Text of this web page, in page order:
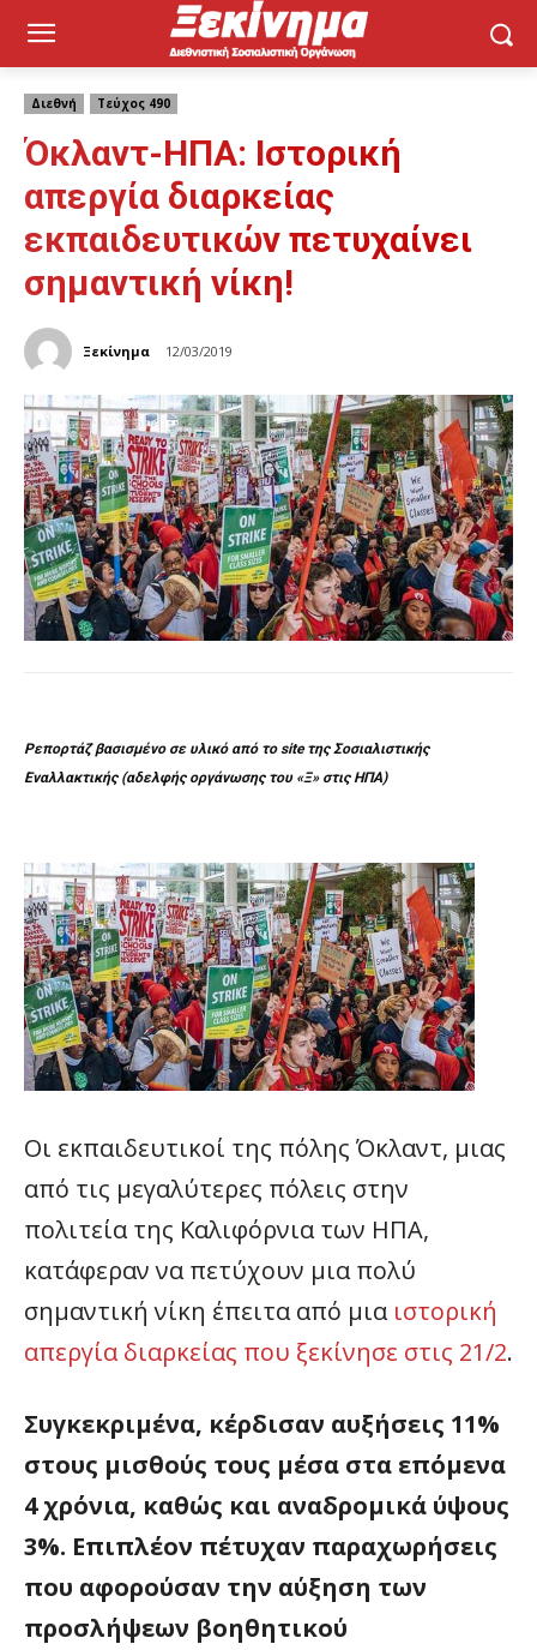
Διεθνή Τεύχος 490
Όκλαντ-ΗΠΑ: Ιστορική
απεργία διαρκείας
εκπαιδευτικών πετυχαίνει
σημαντική νίκη!
Ξεκίνημα 12/03/2019
Ρεπορτάζ βασισμένο σε υλικό από το site τηςΣοσιαλιστικής
Εναλλακτικής(αδελφής οργάνωσης του «Ξ» στις ΗΠΑ)
Οι εκπαιδευτικοί της πόλης Όκλαντ, μιας
από τις μεγαλύτερες πόλεις στην
πολιτεία της Καλιφόρνια των ΗΠΑ,
κατάφεραν να πετύχουν μια πολύ
σημαντική νίκη έπειτα από μια ιστορική
απεργία διαρκείας που ξεκίνησε στις 21/2.
Συγκεκριμένα, κέρδισαν αυξήσεις 11%
στους μισθούς τους μέσα στα επόμενα
4 χρόνια, καθώς και αναδρομικά ύψους
3%. Επιπλέον πέτυχαν παραχωρήσεις
που αφορούσαν την αύξηση των
προσλήψεων βοηθητικού